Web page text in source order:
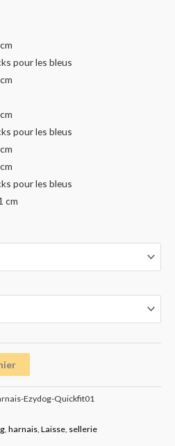
pour les bleus
pour les bleus
pour les bleus
cm
Ezydog-Quickfit01
, harnais, Laisse, sellerie